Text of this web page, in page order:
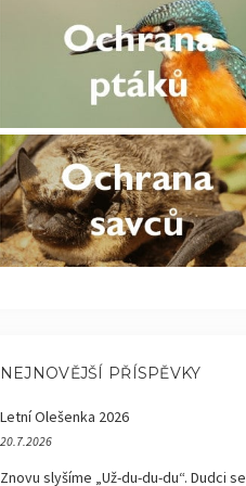
NEJNOVĚJŠÍ PŘÍSPĚVKY
Letní Olešenka 2026
20.7.2026
Znovu slyšíme „Už-du-du-du“. Dudci se